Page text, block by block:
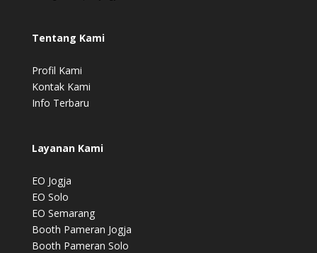
Tentang Kami
Profil Kami
Kontak Kami
Info Terbaru
Layanan Kami
EO Jogja
EO Solo
EO Semarang
Booth Pameran Jogja
Booth Pameran Solo